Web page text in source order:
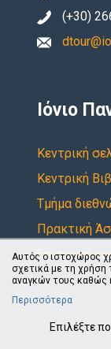
(+30)
Ιόνιο
Κεντρική
Κεντρική
Τμήμα
Πρακτική
Επιτροπή
Αυτός ο ιστοχώρος
σχετικά με τη χρήση
αναγκών τους καθώς
Περισσότερα
Επιλέξτε